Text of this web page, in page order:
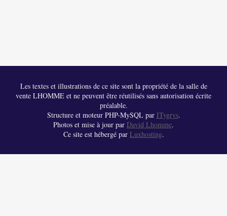
Les textes et illustrations de ce site sont la propriété de la salle de
vente LHOMME et ne peuvent être réutilisés sans autorisation écrite
préalable.
Structure et moteur PHP-MySQL par ITygrys.
Photos et mise à jour par David Lhomme.
Ce site est hébergé par Luxhosting.